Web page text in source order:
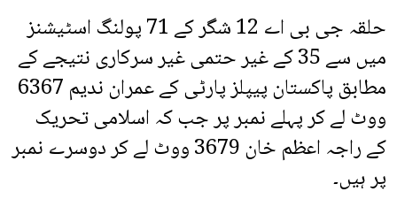
حلقہ جی بی اے 12 شگر کے 71 پولنگ اسٹیشنز
میں سے 35 کے غیر حتمی غیر سرکاری نتیجے کے
مطابق پاکستان پیپلز پارٹی کے عمران ندیم 6367
ووٹ لے کر پہلے نمبر پر جب کہ اسلامی تحریک
کے راجہ اعظم خان 3679 ووٹ لے کر دوسرے نمبر
پر ہیں۔